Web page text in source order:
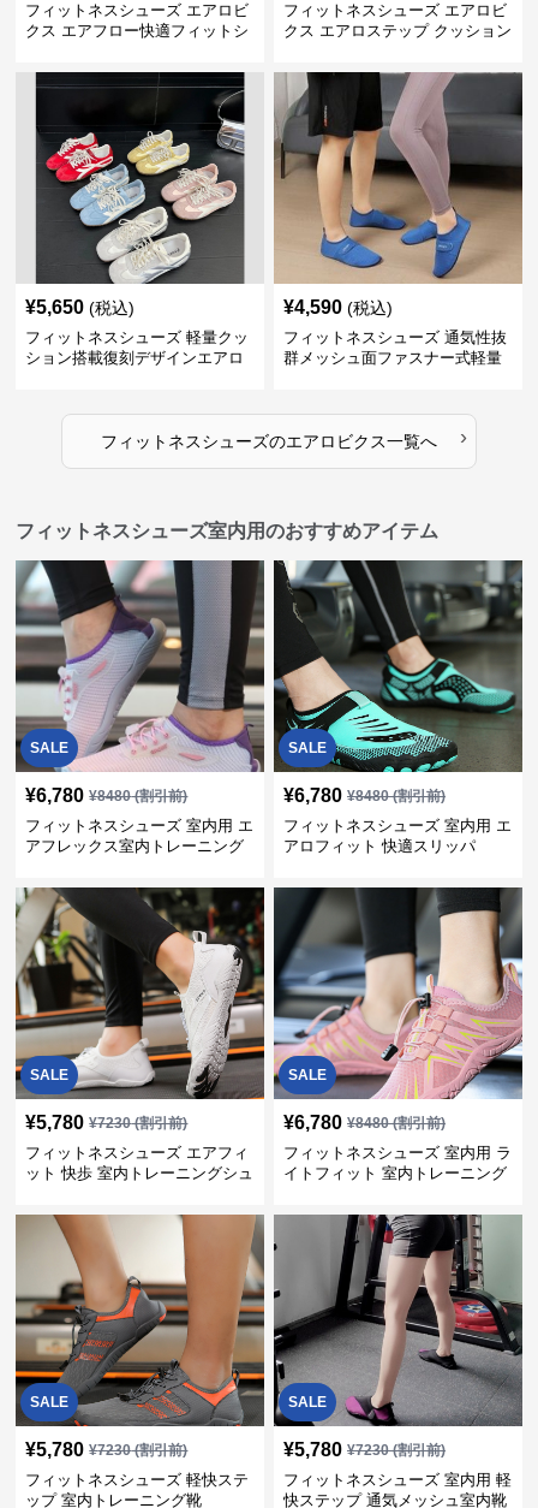
フィットネスシューズ エアロビ
クス エアフロー快適フィットシ
フィットネスシューズ エアロビ
クス エアロステップ クッション
¥5,650 (税込)
フィットネスシューズ 軽量クッ
ション搭載復刻デザインエアロ
¥4,590 (税込)
フィットネスシューズ 通気性抜
群メッシュ面ファスナー式軽量
フィットネスシューズのエアロビクス一覧へ ›
フィットネスシューズ室内用のおすすめアイテム
SALE
¥6,780 ¥8480(割引前)
フィットネスシューズ 室内用 エ
アフレックス室内トレーニング
SALE
¥6,780 ¥8480(割引前)
フィットネスシューズ 室内用 エ
アロフィット 快適スリッパ
SALE
¥5,780 ¥7230(割引前)
フィットネスシューズ エアフィ
ット 快歩 室内トレーニングシュ
SALE
¥6,780 ¥8480(割引前)
フィットネスシューズ 室内用 ラ
イトフィット 室内トレーニング
SALE
¥5,780 ¥7230(割引前)
フィットネスシューズ 軽快ステ
ップ 室内トレーニング靴
SALE
¥5,780 ¥7230(割引前)
フィットネスシューズ 室内用 軽
快ステップ 通気メッシュ室内靴